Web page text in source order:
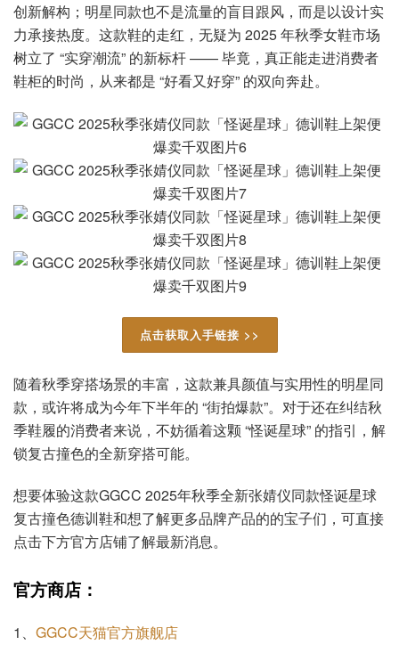
创新解构；明星同款也不是流量的盲目跟风，而是以设计实
力承接热度。这款鞋的走红，无疑为 2025 年秋季女鞋市场
树立了 “实穿潮流” 的新标杆 —— 毕竟，真正能走进消费者
鞋柜的时尚，从来都是 “好看又好穿” 的双向奔赴。
点击获取入手链接 >>
随着秋季穿搭场景的丰富，这款兼具颜值与实用性的明星同
款，或许将成为今年下半年的 “街拍爆款”。对于还在纠结秋
季鞋履的消费者来说，不妨循着这颗 “怪诞星球” 的指引，解
锁复古撞色的全新穿搭可能。
想要体验这款GGCC 2025年秋季全新张婧仪同款怪诞星球
复古撞色德训鞋和想了解更多品牌产品的的宝子们，可直接
点击下方官方店铺了解最新消息。
官方商店：
1、 GGCC天猫官方旗舰店